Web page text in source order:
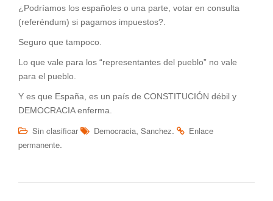
¿Podríamos los españoles o una parte, votar en consulta
(referéndum) si pagamos impuestos?.
Seguro que tampoco.
Lo que vale para los “representantes del pueblo” no vale
para el pueblo.
Y es que España, es un país de CONSTITUCIÓN débil y
DEMOCRACIA enferma.
Sin clasificar Democracia, Sanchez.
Enlace
permanente.